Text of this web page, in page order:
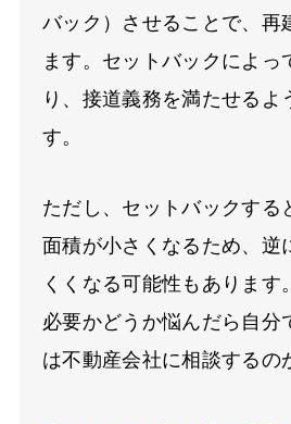
バック）させることで、再
ます。セットバックによっ
り、接道義務を満たせるよ
す。
ただし、セットバックする
面積が小さくなるため、逆
くくなる可能性もあります
必要かどうか悩んだら自分
は不動産会社に相談するの